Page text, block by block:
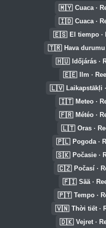
🇲🇾 Cuaca ·
🇮🇩 Cuaca ·
🇪🇸 El tiempo ·
🇹🇷 Hava
🇭🇺 Időjárás ·
🇪🇪 Ilm ·
🇱🇻 Laikapstākļi
🇮🇹 Meteo ·
🇫🇷 Météo ·
🇱🇹 Oras ·
🇵🇱 Pogoda ·
🇸🇰 Počasie ·
🇨🇿 Počasí ·
🇫🇮 Sää ·
🇵🇹 Tempo ·
🇻🇳 Thời tiết ·
🇩🇰 Vejret ·